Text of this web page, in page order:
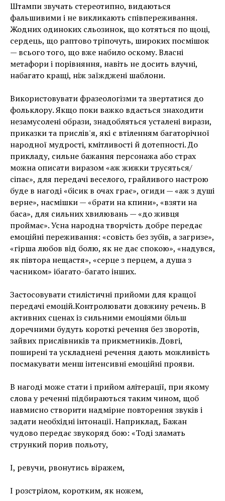
Штампи звучать стереотипно, видаються
фальшивими і не викликають співпереживання.
Жодних одиноких сльозинок, що котяться по щоці,
сердець, що раптово тріпочуть, широких посмішок
— всього того, що вже набило оскому. Власні
метафори і порівняння, навіть не досить влучні,
набагато кращі, ніж заїжджені шаблони.
Використовувати фразеологізми та звертатися до
фольклору. Якщо поки важко вдається знаходити
незамусолені образи, знадобляться усталені вирази,
приказки та прислів'я, які є втіленням багаторічної
народної мудрості, кмітливості й дотепності. До
прикладу, сильне бажання персонажа або страх
можна описати виразом «аж жижки трусяться/
сіпає», для передачі веселого, грайливого настрою
буде в нагоді «бісик в очах грає», огиди — «аж з душі
верне», насмішки — «брати на кпини», «взяти на
баса», для сильних хвилювань — «до живця
проймає». Усна народна творчість добре передає
емоційні переживання: «совість без зубів, а загризе»,
«гірша любов від болю, як не дає спокою», «надувся,
як півтора нещастя», «серце з перцем, а душа з
часником» ібагато-багато інших.
Застосовувати стилістичні прийоми для кращої
передачі емоцій.Контролювати довжину речень. В
активних сценах із сильними емоціями більш
доречними будуть короткі речення без зворотів,
зайвих прислівників та прикметників. Довгі,
поширені та ускладнені речення дають можливість
посмакувати менш інтенсивні емоційні прояви.
В нагоді може стати і прийом алітерації, при якому
слова у реченні підбираються таким чином, щоб
навмисно створити надмірне повторення звуків і
задати необхідні інтонації. Наприклад, Бажан
чудово передає звукоряд бою: «Тоді зламать
стрункий порив польоту,
І, ревучи, рвонутись віражем,
І розстрілом, коротким, як ножем,